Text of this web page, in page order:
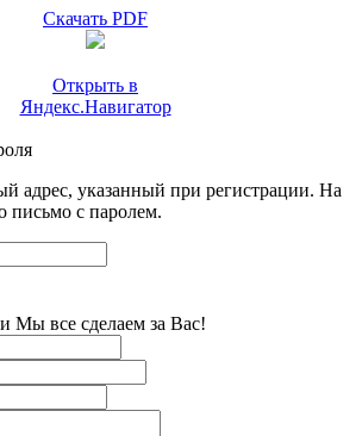
Скачать PDF
Открыть в
Яндекс.Навигатор
адрес, указанный при регистрации. На
письмо с паролем.
и Мы все сделаем за Вас!